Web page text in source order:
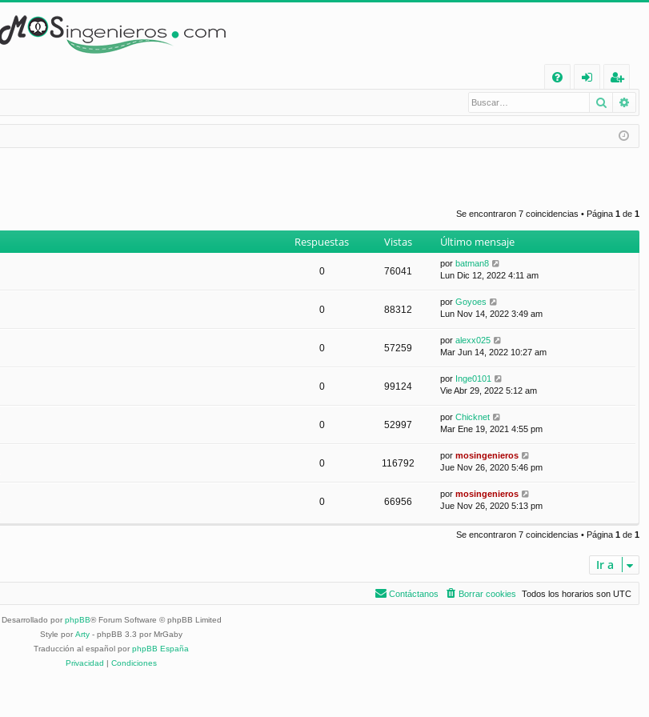
Q
nt
ifi
eg
ist
ra
Buscar
Se encontraron 7 coincidencias • Página 1 de 1
Respuestas Vistas Último mensaje
0 76041
por batman8
Lun Dic 12, 2022 4:11 am
0 88312
por Goyoes
Lun Nov 14, 2022 3:49 am
0 57259
por alexx025
Mar Jun 14, 2022 10:27 am
0 99124
por Inge0101
Vie Abr 29, 2022 5:12 am
0 52997
por Chicknet
Mar Ene 19, 2021 4:55 pm
0 116792
por mosingenieros
Jue Nov 26, 2020 5:46 pm
0 66956
por mosingenieros
Jue Nov 26, 2020 5:13 pm
Se encontraron 7 coincidencias • Página 1 de 1
Ir a
Todos los horarios son UTC
Borrar cookies
Contáctanos
Desarrollado por phpBB® Forum Software © phpBB Limited
Style por Arty - phpBB 3.3 por MrGaby
Traducción al español por phpBB España
Privacidad
Condiciones